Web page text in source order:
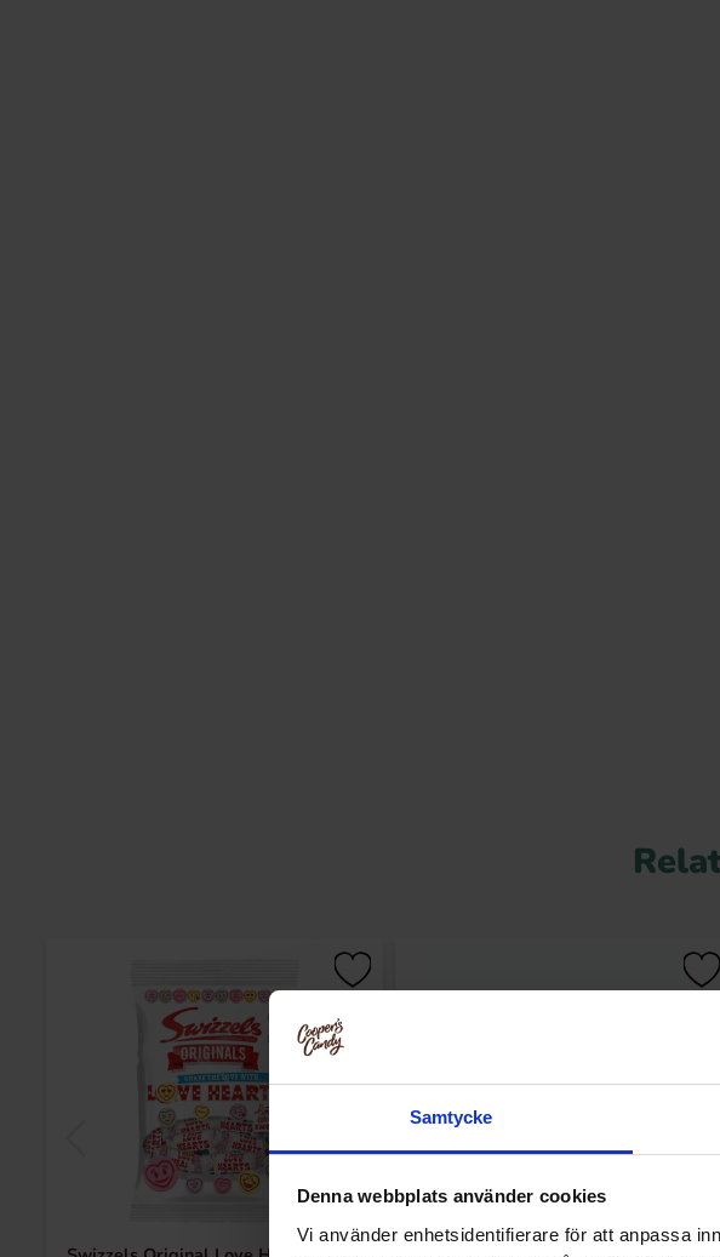
Samtycke
Denna webbplats använder cookies
Vi använder enhetsidentifierare för att anpassa